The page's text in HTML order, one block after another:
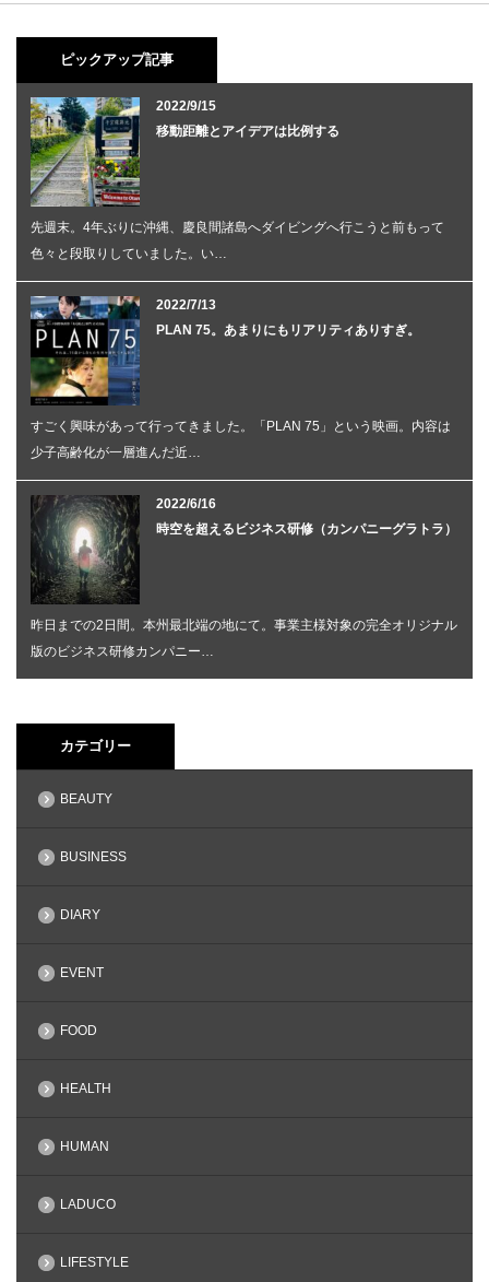
ピックアップ記事
2022/9/15
移動距離とアイデアは比例する
先週末。4年ぶりに沖縄、慶良間諸島へダイビングへ行こうと前もって
色々と段取りしていました。い…
2022/7/13
PLAN 75。あまりにもリアリティありすぎ。
すごく興味があって行ってきました。「PLAN 75」という映画。内容は
少子高齢化が一層進んだ近…
2022/6/16
時空を超えるビジネス研修（カンパニーグラトラ）
昨日までの2日間。本州最北端の地にて。事業主様対象の完全オリジナル
版のビジネス研修カンパニー…
カテゴリー
BEAUTY
BUSINESS
DIARY
EVENT
FOOD
HEALTH
HUMAN
LADUCO
LIFESTYLE